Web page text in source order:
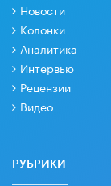
Новости
Колонки
Аналитика
Интервью
Рецензии
Видео
РУБРИКИ